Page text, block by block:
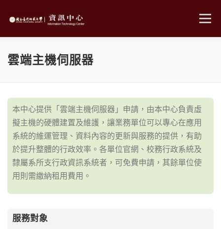
選單
雲端主機伺服器
本中心提供「雲端主機伺服器」申請，由本中心負責虛
擬主機的硬體建置及維護，讓業務單位可以專心在應用
系統的維運管理、資料內容的更新與服務的提供，有助
於提升整體的行政效率。各單位官網、校務行政系統及
隸屬系所支行政資訊系統者，可免費申請，其餘單位使
用則需繳納租用費用。
服務對象